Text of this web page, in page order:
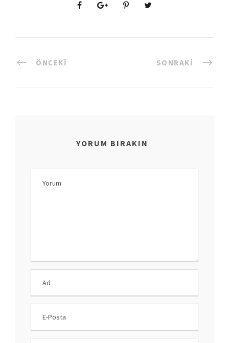
ÖNCEKI SONRAKI
YORUM BIRAKIN